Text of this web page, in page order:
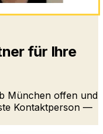
für Ihre
München offen und
Kontaktperson —